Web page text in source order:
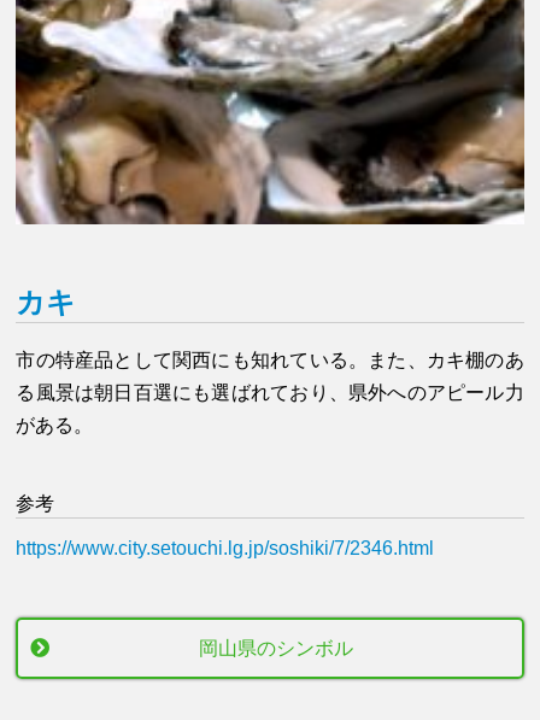
カキ
市の特産品として関西にも知れている。また、カキ棚のあ
る風景は朝日百選にも選ばれており、県外へのアピール力
がある。
参考
https://www.city.setouchi.lg.jp/soshiki/7/2346.html
岡山県のシンボル